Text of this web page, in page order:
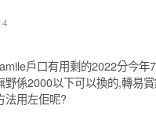
戶口有用剩的2022分今年
野係2000以下可以換的,轉易
法用左佢呢?